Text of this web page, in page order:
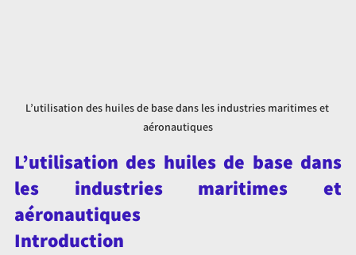
L’utilisation des huiles de base dans les industries maritimes et
aéronautiques
L’utilisation des huiles de base dans
les industries maritimes et
aéronautiques
Introduction